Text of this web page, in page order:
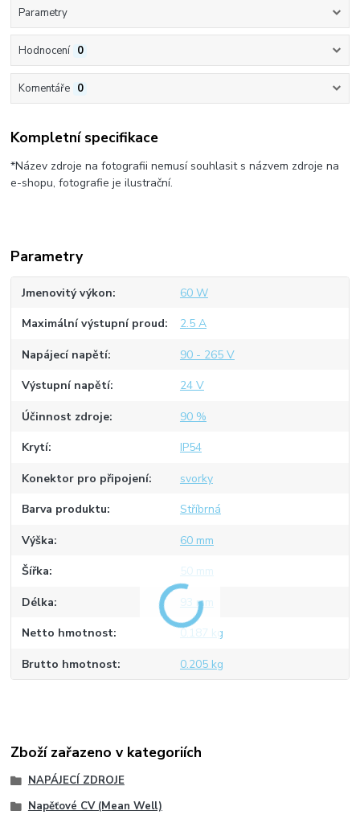
Parametry
Hodnocení 0
Komentáře 0
Kompletní specifikace
*Název zdroje na fotografii nemusí souhlasit s názvem zdroje na
e-shopu, fotografie je ilustrační.
Parametry
Jmenovitý výkon 60 W
Maximální výstupní proud 2.5 A
Napájecí napětí 90 - 265 V
Výstupní napětí 24 V
Účinnost zdroje 90 %
Krytí IP54
Konektor pro připojení svorky
Barva produktu Stříbrná
Výška 60 mm
Šířka 50 mm
Délka 93 mm
Netto hmotnost 0.187 kg
Brutto hmotnost 0.205 kg
Zboží zařazeno v kategoriích
NAPÁJECÍ ZDROJE
Napěťové CV (Mean Well)